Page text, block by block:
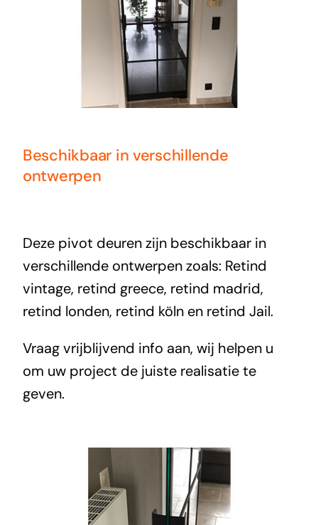
Beschikbaar in verschillende
ontwerpen
Deze pivot deuren zijn beschikbaar in
verschillende ontwerpen zoals: Retind
vintage, retind greece, retind madrid,
retind londen, retind köln en retind Jail.
Vraag vrijblijvend info aan, wij helpen u
om uw project de juiste realisatie te
geven.